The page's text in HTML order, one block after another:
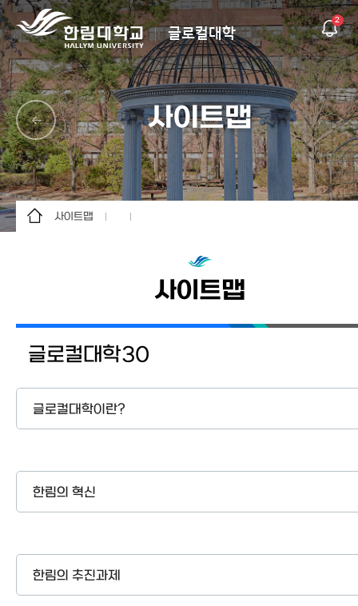
글로컬대학
2
사이트맵
사이트맵
상생의 한림
주요 성과
사이트맵
글로컬대학30
글로컬대학이란?
한림의 혁신
한림의 추진과제